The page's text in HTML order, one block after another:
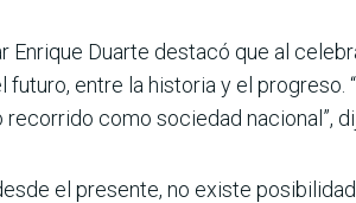
Enrique Duarte destacó que al
entre la historia y el progreso.
como sociedad nacional”,
el presente, no existe